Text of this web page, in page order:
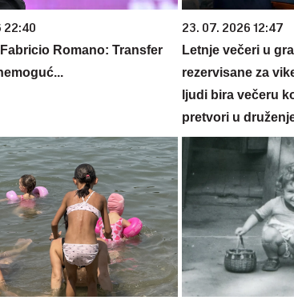
22:40
Romano: Transfer
23. 07. 2026 12:47
Letnje večeri u
rezervisane za
ljudi bira večeru
pretvori u